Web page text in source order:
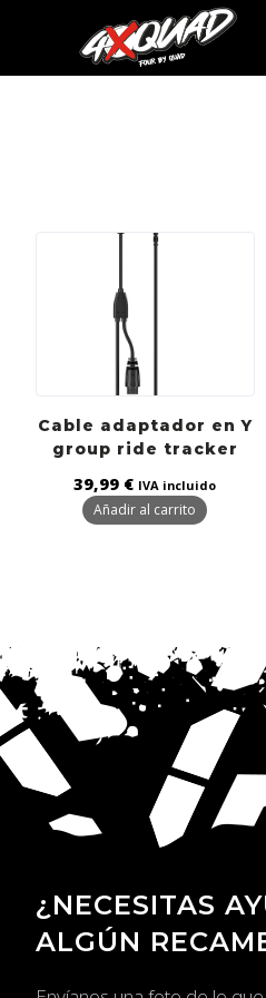
Cable adaptador en Y
group ride tracker
39,99 € IVA incluido
Añadir al carrito
¿NECESITAS
ALGÚN